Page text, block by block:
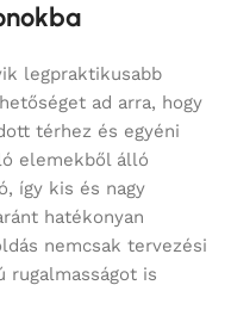
legpraktikusabb
ad arra, hogy
térhez és egyéni
elemekből álló
így kis és nagy
hatékonyan
nemcsak tervezési
rugalmasságot is